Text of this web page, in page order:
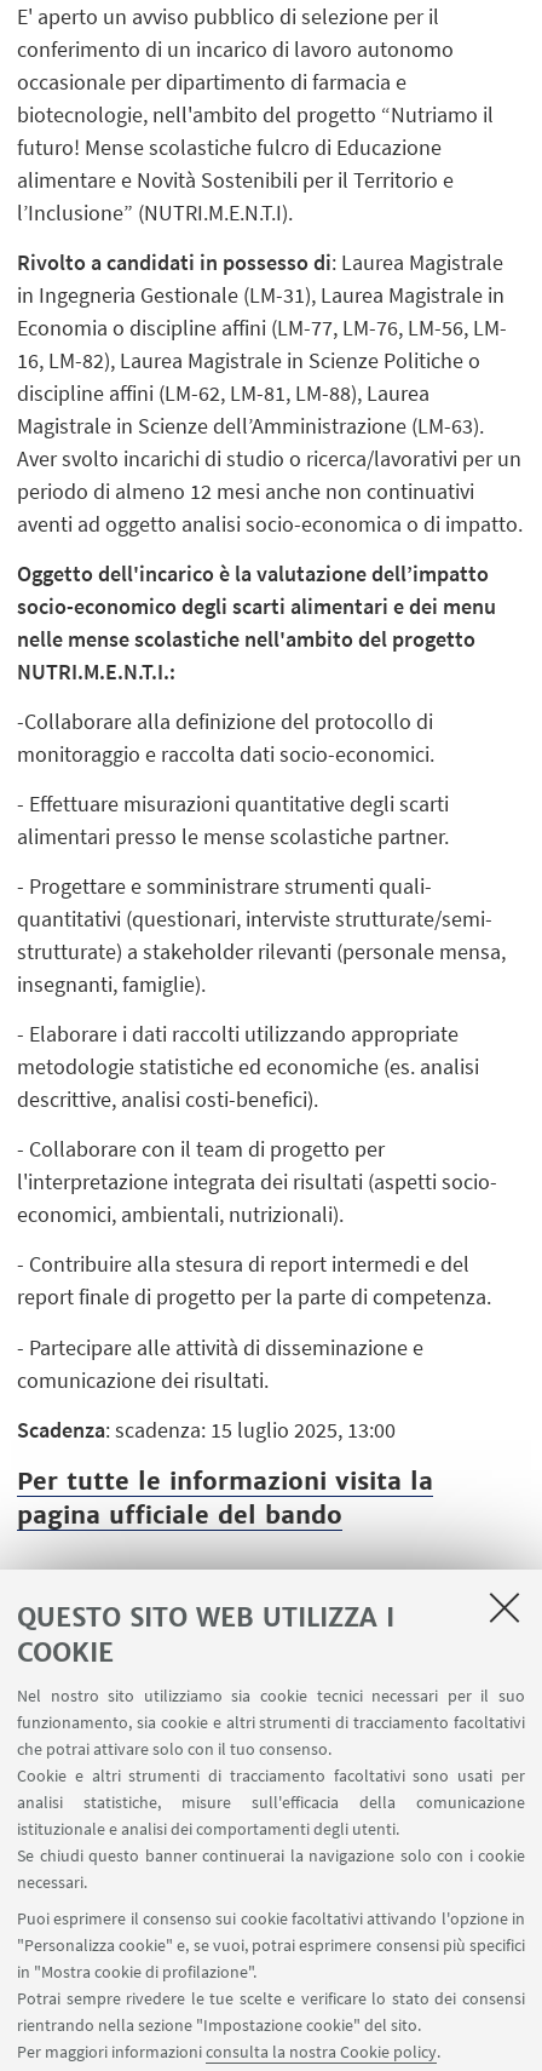
QUESTO SITO WEB UTILIZZA I
COOKIE
Nel nostro sito utilizziamo sia cookie tecnici necessari per il suo
funzionamento, sia cookie e altri strumenti di tracciamento facoltativi
che potrai attivare solo con il tuo consenso.
Cookie e altri strumenti di tracciamento facoltativi sono usati per
analisi statistiche, misure sull'efficacia della comunicazione
istituzionale e analisi dei comportamenti degli utenti.
Se chiudi questo banner continuerai la navigazione solo con i cookie
necessari.
Puoi esprimere il consenso sui cookie facoltativi attivando l'opzione in
"Personalizza cookie" e, se vuoi, potrai esprimere consensi più specifici
in "Mostra cookie di profilazione".
Potrai sempre rivedere le tue scelte e verificare lo stato dei consensi
rientrando nella sezione "Impostazione cookie" del sito.
Per maggiori informazioniconsulta la nostra Cookie policy.
E' aperto un avviso pubblico di selezione per il
conferimento di un incarico di lavoro autonomo
occasionale per dipartimento di farmacia e
biotecnologie, nell'ambito del progetto “Nutriamo il
futuro! Mense scolastiche fulcro di Educazione
alimentare e Novità Sostenibili per il Territorio e
l’Inclusione” (NUTRI.M.E.N.T.I).
Rivolto a candidati in possesso di: Laurea Magistrale
in Ingegneria Gestionale (LM-31), Laurea Magistrale in
Economia o discipline affini (LM-77, LM-76, LM-56, LM-
16, LM-82), Laurea Magistrale in Scienze Politiche o
discipline affini (LM-62, LM-81, LM-88), Laurea
Magistrale in Scienze dell’Amministrazione (LM-63).
Aver svolto incarichi di studio o ricerca/lavorativi per un
periodo di almeno 12 mesi anche non continuativi
aventi ad oggetto analisi socio-economica o di impatto.
Oggetto dell'incarico è la valutazione dell’impatto
socio-economico degli scarti alimentari e dei menu
nelle mense scolastiche nell'ambito del progetto
NUTRI.M.E.N.T.I.:
-Collaborare alla definizione del protocollo di
monitoraggio e raccolta dati socio-economici.
- Effettuare misurazioni quantitative degli scarti
alimentari presso le mense scolastiche partner.
- Progettare e somministrare strumenti quali-
quantitativi (questionari, interviste strutturate/semi-
strutturate) a stakeholder rilevanti (personale mensa,
insegnanti, famiglie).
- Elaborare i dati raccolti utilizzando appropriate
metodologie statistiche ed economiche (es. analisi
descrittive, analisi costi-benefici).
- Collaborare con il team di progetto per
l'interpretazione integrata dei risultati (aspetti socio-
economici, ambientali, nutrizionali).
- Contribuire alla stesura di report intermedi e del
report finale di progetto per la parte di competenza.
- Partecipare alle attività di disseminazione e
comunicazione dei risultati.
Scadenza: scadenza: 15 luglio 2025, 13:00
Per tutte le informazioni visita la
pagina ufficiale del bando
Area riservata
Contatti
SEGUI IL DIPARTIMENTO SU:
SEGUI UNIBO SU:
APP: